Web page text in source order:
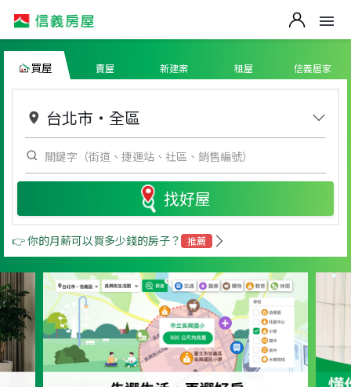
買屋 賣屋 新建案 租屋 信義居家
台北市 ・ 全區
找好屋
👉 你的月薪可以買多少錢的房子？ 推薦